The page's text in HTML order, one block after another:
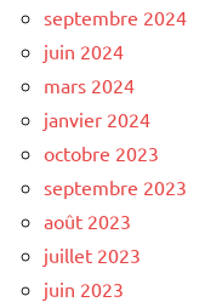
septembre 2024
juin 2024
mars 2024
janvier 2024
octobre 2023
septembre 2023
août 2023
juillet 2023
juin 2023